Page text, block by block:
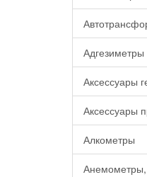
Адгезиметры
Аксессуары
Аксессуары
Алкометры